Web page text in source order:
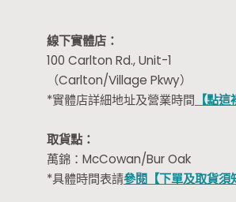
線下實體店：
100 Carlton Rd., Unit-1
（Carlton/Village Pkwy）
*實體店詳細地址及營業時間 【點這
取貨點：
萬錦：McCowan/Bur Oak
*具體時間表請參閱【下單及取貨須